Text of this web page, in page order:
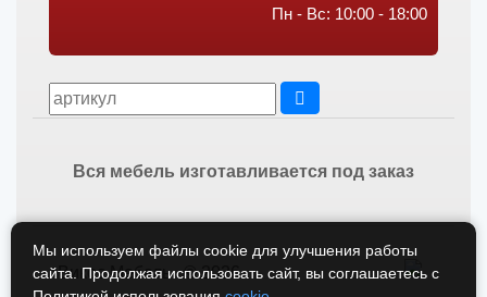
Пн - Вс: 10:00 - 18:00
Вся мебель изготавливается под заказ
Викос Мебель © 2026
Мы используем файлы cookie для улучшения работы
сайта. Продолжая использовать сайт, вы соглашаетесь с